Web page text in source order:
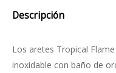
Descripción
Los aretes Tropical
inoxidable con baño de